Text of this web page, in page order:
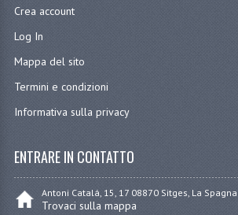
Crea account
Log In
Mappa del sito
Termini e condizioni
Informativa sulla privacy
ENTRARE IN CONTATTO
Antoni Catalá, 15, 17 08870 Sitges, La Spagna
Trovaci sulla mappa